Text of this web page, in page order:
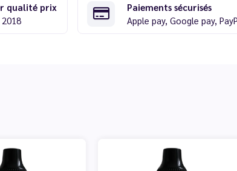
qualité prix
Paiements sécurisés
Apple pay, Google pay,